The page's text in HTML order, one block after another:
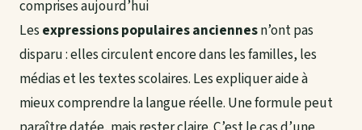
comprises aujourd’hui
Lesexpressions populaires anciennesn’ont pas
disparu : elles circulent encore dans les familles, les
médias et les textes scolaires. Les expliquer aide à
mieux comprendre la langue réelle. Une formule peut